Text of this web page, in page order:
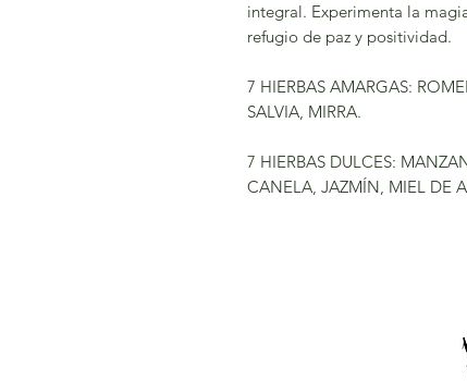
integral. Experimenta la
refugio de paz y positividad.
7 HIERBAS AMARGAS:
SALVIA, MIRRA.
7 HIERBAS DULCES:
CANELA, JAZMÍN, MIEL DE